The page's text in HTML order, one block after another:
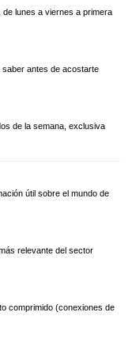
lunes a viernes a primera
antes de acostarte
de la semana, exclusiva
útil sobre el mundo de
relevante del sector
comprimido (conexiones de